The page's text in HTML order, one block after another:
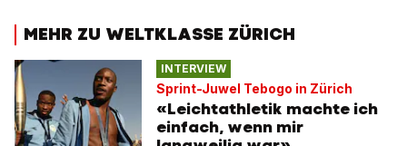
MEHR ZU WELTKLASSE ZÜRICH
INTERVIEW
Sprint-Juwel Tebogo in Zürich
«Leichtathletik machte ich
einfach, wenn mir